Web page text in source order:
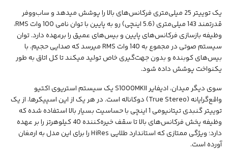
یک توییتر 25 میلی‌متری فرکانس‌های بالا را پوشش میدهد و ساب‌ووفر
قدرتمند 143 میلی‌متری (5.6 اینچی) رو به پایین با توان نامی 100 وات RMS،
وظیفه بازسازی فرکانس‌های پایین و بیس‌های عمیق را برعهده دارد. توان
سیستم صوتی در مجموع به 140 وات RMS میرسد که صدایی حجیم، با
بیس‌های کوبنده و بدون جهت‌گیری خاص تولید میکند تا کل اتاق به طور
یکنواخت پوشش داده شود.
سوی دیگر میدان، ادیفایر S1000MKII یک سیستم استریوی اکتیو
واقع‌گرایانه (True Stereo) دوکاناله است. در هر یک از این اسپیکرها، از یک
توییتر گنبدی تیتانیومی 1 اینچی با حساسیت بسیار بالا استفاده شده که
وظیفه پخش فرکانس‌های بالا تا سقف خیره‌کننده 40 کیلوهرتز را بر عهده
دارد؛ ویژگی ممتازی که استاندارد طلایی HiRes را برای این مدل به ارمغان
آورده است.